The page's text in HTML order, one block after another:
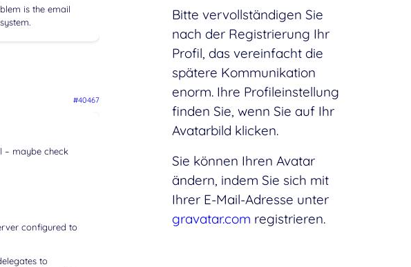
is the email
#40467
– maybe check
configured to
to
Bitte vervollständigen Sie
nach der Registrierung Ihr
Profil, das vereinfacht die
spätere Kommunikation
enorm. Ihre Profileinstellung
finden Sie, wenn Sie auf Ihr
Avatarbild klicken.
Sie können Ihren Avatar
ändern, indem Sie sich mit
Ihrer E-Mail-Adresse unter
gravatar.com registrieren.